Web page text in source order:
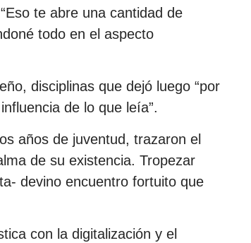
te abre una cantidad de
todo en el aspecto
disciplinas que dejó luego “por
de lo que leía”.
años de juventud, trazaron el
de su existencia. Tropezar
devino encuentro fortuito que
con la digitalización y el